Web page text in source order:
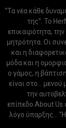
“Τα νέα κάθε
της”. Το
επικαιρότητα,
μητρότητα. Οι
και η
μόδα και η
ο γάμος, η
είναι στο...
την
επίπεδο.About Us
λόγο ύπαρξης...